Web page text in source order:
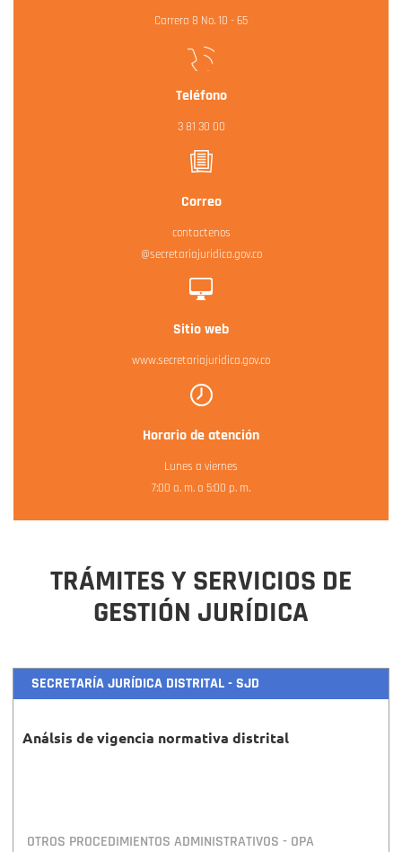
Carrera 8 No. 10 - 65
Teléfono
3 81 30 00
Correo
contactenos
@secretariajuridica.gov.co
Sitio web
www.secretariajuridica.gov.co
Horario de atención
Lunes a viernes
7:00 a. m. a 5:00 p. m.
TRÁMITES Y SERVICIOS DE
GESTIÓN JURÍDICA
SECRETARÍA JURÍDICA DISTRITAL - SJD
Análsis de vigencia normativa distrital
OTROS PROCEDIMIENTOS ADMINISTRATIVOS - OPA